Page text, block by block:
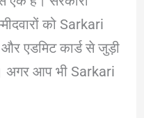
को Sarkari
और एडमिट कार्ड से जुड़ी
अगर आप भी Sarkari